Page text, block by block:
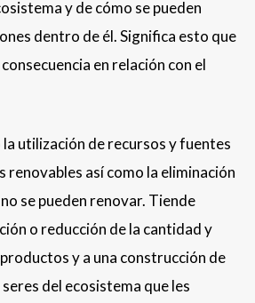
y de cómo se pueden
dentro de él. Significa esto que
en relación con el
utilización de recursos y fuentes
renovables así como la eliminación
se pueden renovar. Tiende
o reducción de la cantidad y
y a una construcción de
del ecosistema que les